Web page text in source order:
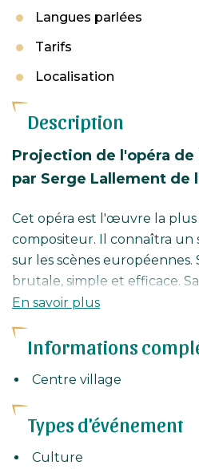
Langues parlées
Tarifs
Localisation
Description
Projection de l'opéra de
par Serge Lallement de
Cet opéra est l'œuvre la
compositeur. Il connaîtra un
sur les scènes européennes.
brutale, simple et efficace.
souvent de la chanson
En savoir plus
Informations
Centre village
Types d'événement
Culture